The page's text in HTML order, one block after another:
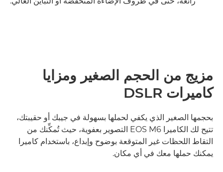
مزيج من الحجم الصغير ومزايا
كاميرات DSLR
بحجمها الصغير الذي يكفي لحملها بسهولة في جيبك أو حقيبتك،
تتيح لك الكاميرا EOS M6 التصوير بعفوية، حيث تُمكِّنك من
التقاط اللحظات غير المتوقعة بوضوح وإبداع، باستخدام كاميرا
يمكنك حملها معك في أي مكان.